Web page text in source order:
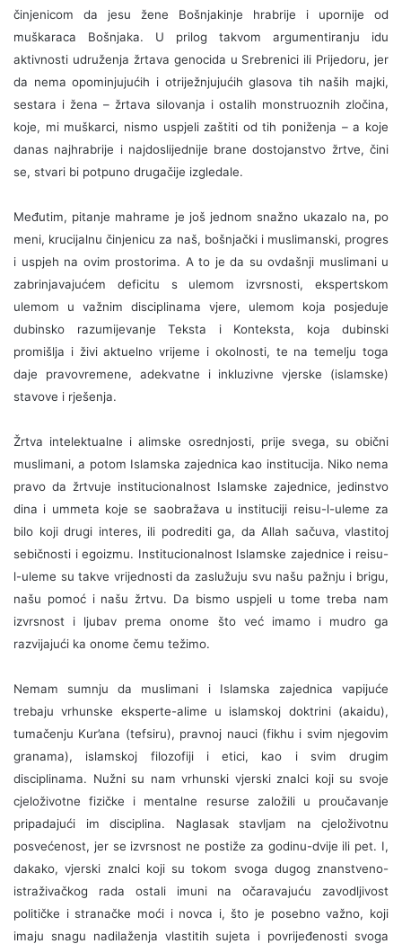
činjenicom da jesu žene Bošnjakinje hrabrije i upornije od
muškaraca Bošnjaka. U prilog takvom argumentiranju idu
aktivnosti udruženja žrtava genocida u Srebrenici ili Prijedoru, jer
da nema opominjujućih i otriježnjujućih glasova tih naših majki,
sestara i žena – žrtava silovanja i ostalih monstruoznih zločina,
koje, mi muškarci, nismo uspjeli zaštiti od tih poniženja – a koje
danas najhrabrije i najdoslijednije brane dostojanstvo žrtve, čini
se, stvari bi potpuno drugačije izgledale.
Međutim, pitanje mahrame je još jednom snažno ukazalo na, po
meni, krucijalnu činjenicu za naš, bošnjački i muslimanski, progres
i uspjeh na ovim prostorima. A to je da su ovdašnji muslimani u
zabrinjavajućem deficitu s ulemom izvrsnosti, ekspertskom
ulemom u važnim disciplinama vjere, ulemom koja posjeduje
dubinsko razumijevanje Teksta i Konteksta, koja dubinski
promišlja i živi aktuelno vrijeme i okolnosti, te na temelju toga
daje pravovremene, adekvatne i inkluzivne vjerske (islamske)
stavove i rješenja.
Žrtva intelektualne i alimske osrednjosti, prije svega, su obični
muslimani, a potom Islamska zajednica kao institucija. Niko nema
pravo da žrtvuje institucionalnost Islamske zajednice, jedinstvo
dina i ummeta koje se saobražava u instituciji reisu-l-uleme za
bilo koji drugi interes, ili podrediti ga, da Allah sačuva, vlastitoj
sebičnosti i egoizmu. Institucionalnost Islamske zajednice i reisu-
l-uleme su takve vrijednosti da zaslužuju svu našu pažnju i brigu,
našu pomoć i našu žrtvu. Da bismo uspjeli u tome treba nam
izvrsnost i ljubav prema onome što već imamo i mudro ga
razvijajući ka onome čemu težimo.
Nemam sumnju da muslimani i Islamska zajednica vapijuće
trebaju vrhunske eksperte-alime u islamskoj doktrini (akaidu),
tumačenju Kur’ana (tefsiru), pravnoj nauci (fikhu i svim njegovim
granama), islamskoj filozofiji i etici, kao i svim drugim
disciplinama. Nužni su nam vrhunski vjerski znalci koji su svoje
cjeloživotne fizičke i mentalne resurse založili u proučavanje
pripadajući im disciplina. Naglasak stavljam na cjeloživotnu
posvećenost, jer se izvrsnost ne postiže za godinu-dvije ili pet. I,
dakako, vjerski znalci koji su tokom svoga dugog znanstveno-
istraživačkog rada ostali imuni na očaravajuću zavodljivost
političke i stranačke moći i novca i, što je posebno važno, koji
imaju snagu nadilaženja vlastitih sujeta i povrijeđenosti svoga